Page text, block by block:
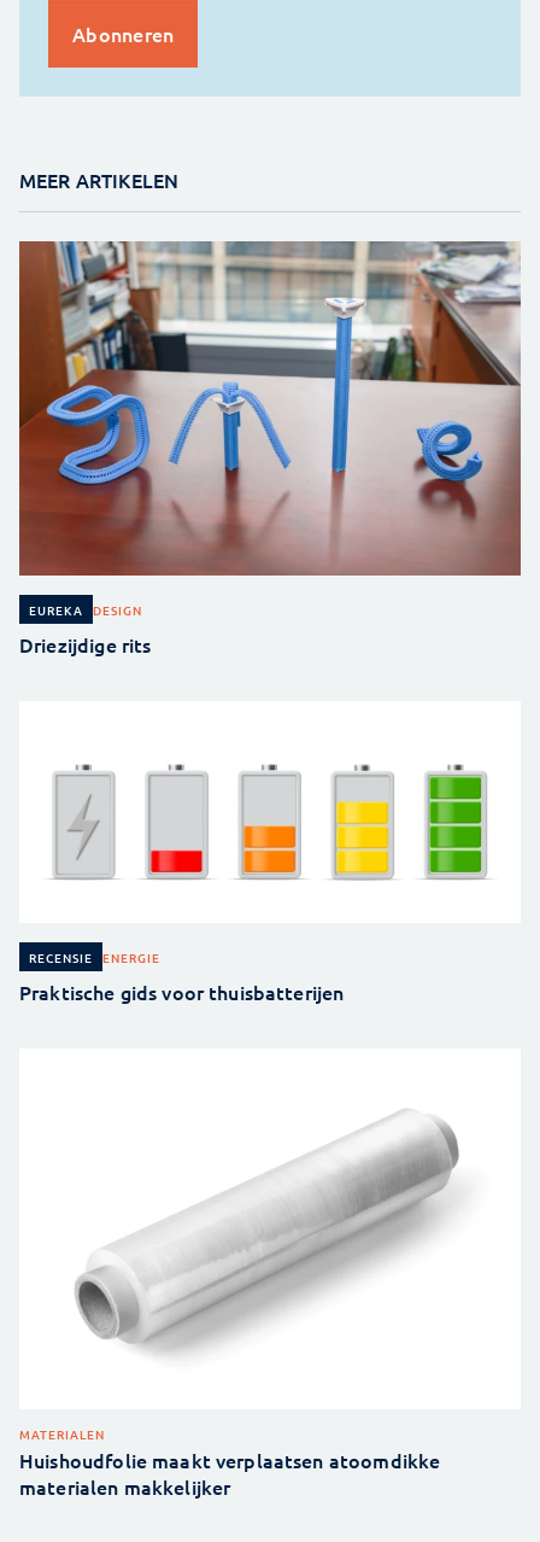
MEER ARTIKELEN
EUREKA DESIGN
Driezijdige rits
RECENSIE ENERGIE
Praktische gids voor thuisbatterijen
MATERIALEN
Huishoudfolie maakt verplaatsen atoomdikke
materialen makkelijker